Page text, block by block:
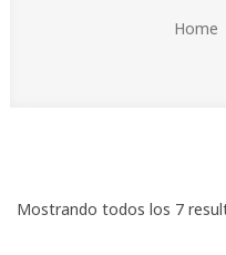
Home
Mostrando todos los 7